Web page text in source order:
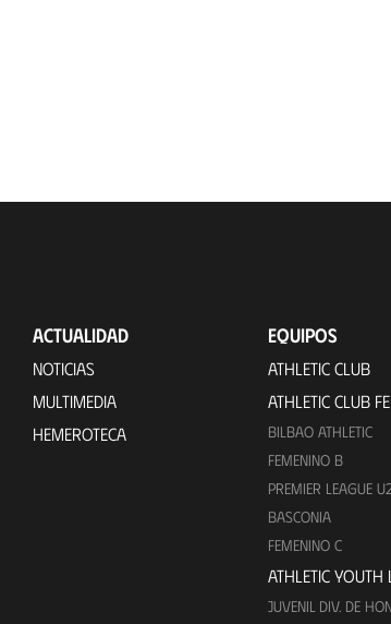
ACTUALIDAD
NOTICIAS
MULTIMEDIA
HEMEROTECA
EQUIPOS
ATHLETIC CLUB
ATHLETIC CLUB
BILBAO ATHLETIC
FEMENINO B
PREMIER LEAGUE
BASCONIA
FEMENINO C
ATHLETIC YOUTH
JUVENIL DIV. DE